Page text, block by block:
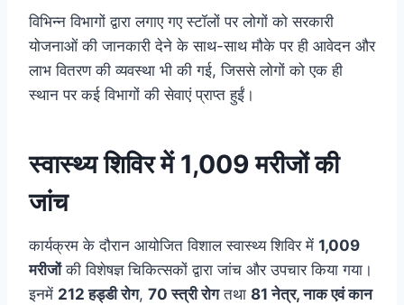
विभिन्न विभागों द्वारा लगाए गए स्टॉलों पर लोगों को सरकारी
योजनाओं की जानकारी देने के साथ-साथ मौके पर ही आवेदन और
लाभ वितरण की व्यवस्था भी की गई, जिससे लोगों को एक ही
स्थान पर कई विभागों की सेवाएं प्राप्त हुईं।
स्वास्थ्य शिविर में 1,009 मरीजों की
जांच
कार्यक्रम के दौरान आयोजित विशाल स्वास्थ्य शिविर में 1,009
मरीजोंकी विशेषज्ञ चिकित्सकों द्वारा जांच और उपचार किया गया।
इनमें 212 हड्डी रोग, 70 स्त्री रोगतथा 81 नेत्र, नाक एवं कान